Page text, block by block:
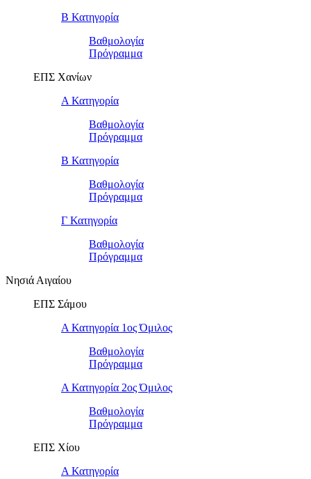
Β Κατηγορία
Βαθμολογία
Πρόγραμμα
ΕΠΣ Χανίων
Α Κατηγορία
Βαθμολογία
Πρόγραμμα
Β Κατηγορία
Βαθμολογία
Πρόγραμμα
Γ Κατηγορία
Βαθμολογία
Πρόγραμμα
Νησιά Αιγαίου
ΕΠΣ Σάμου
Α Κατηγορία 1ος Όμιλος
Βαθμολογία
Πρόγραμμα
Α Κατηγορία 2ος Όμιλος
Βαθμολογία
Πρόγραμμα
ΕΠΣ Χίου
Α Κατηγορία